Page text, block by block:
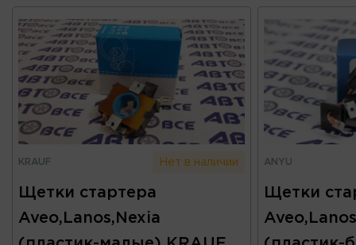
KRAUF Нет в наличии
Щетки стартера
Aveo,Lanos,Nexia
ANYU
Щетки